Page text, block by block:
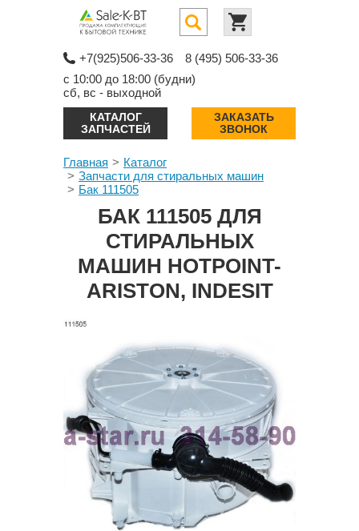
+7(925)506-33-36
8 (495) 506-33-36
с 10:00 до 18:00 (будни)
сб, вс - выходной
КАТАЛОГ
ЗАПЧАСТЕЙ
ЗАКАЗАТЬ
ЗВОНОК
Главная
Каталог
Запчасти для стиральных машин
Бак 111505
БАК 111505 ДЛЯ
СТИРАЛЬНЫХ
МАШИН HOTPOINT-
ARISTON, INDESIT